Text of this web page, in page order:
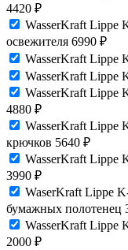
4420 ₽
WasserKraft Lippe
освежителя 6990 ₽
WasserKraft Lippe
WasserKraft Lippe
WasserKraft Lippe
4880 ₽
WasserKraft Lippe
крючков 5640 ₽
WasserKraft Lippe
3990 ₽
WaserKraft Lippe
бумажных полотенец
WasserKraft Lippe
2000 ₽